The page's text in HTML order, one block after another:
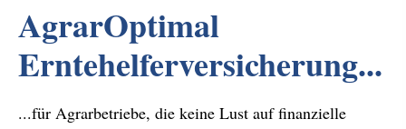
AgrarOptimal
Erntehelferversicherung...
...für Agrarbetriebe, die keine Lust auf finanzielle